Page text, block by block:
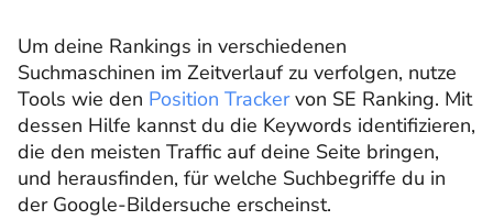
Um deine Rankings in verschiedenen
Suchmaschinen im Zeitverlauf zu verfolgen, nutze
Tools wie den Position Trackervon SE Ranking. Mit
dessen Hilfe kannst du die Keywords identifizieren,
die den meisten Traffic auf deine Seite bringen,
und herausfinden, für welche Suchbegriffe du in
der Google-Bildersuche erscheinst.